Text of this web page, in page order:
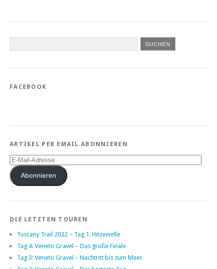
FACEBOOK
ARTIKEL PER EMAIL ABONNIEREN
E-
Mail-
AdresseAbonnieren
DIE LETZTEN TOUREN
Tuscany Trail 2022 – Tag 1: Hitzewelle
Tag 4: Veneto Gravel – Das große Finale
Tag 3: Veneto Gravel – Nachtritt bis zum Meer